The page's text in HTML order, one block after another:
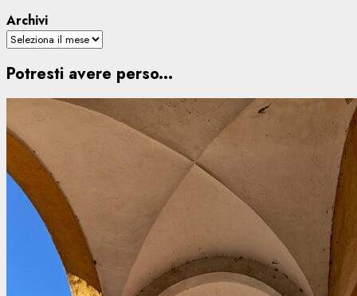
Archivi
Potresti avere perso...